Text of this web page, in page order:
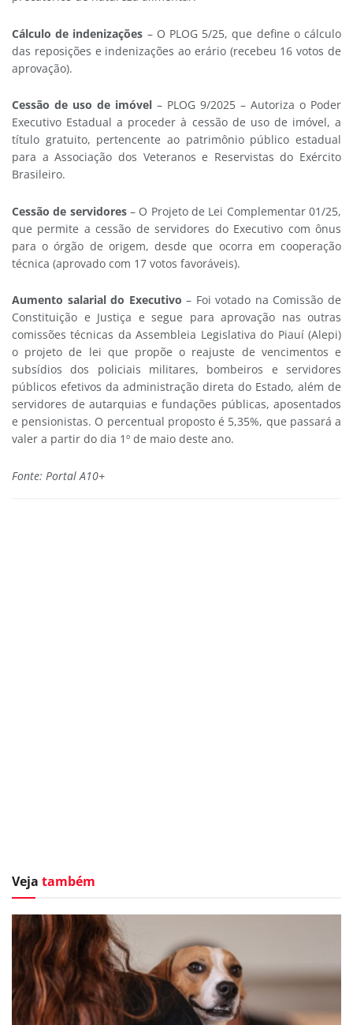
Cálculo de indenizações – O PLOG 5/25, que define o cálculo
das reposições e indenizações ao erário (recebeu 16 votos de
aprovação).
Cessão de uso de imóvel – PLOG 9/2025 – Autoriza o Poder
Executivo Estadual a proceder à cessão de uso de imóvel, a
título gratuito, pertencente ao patrimônio público estadual
para a Associação dos Veteranos e Reservistas do Exército
Brasileiro.
Cessão de servidores– O Projeto de Lei Complementar 01/25,
que permite a cessão de servidores do Executivo com ônus
para o órgão de origem, desde que ocorra em cooperação
técnica (aprovado com 17 votos favoráveis).
Aumento salarial do Executivo – Foi votado na Comissão de
Constituição e Justiça e segue para aprovação nas outras
comissões técnicas da Assembleia Legislativa do Piauí (Alepi)
o projeto de lei que propõe o reajuste de vencimentos e
subsídios dos policiais militares, bombeiros e servidores
públicos efetivos da administração direta do Estado, além de
servidores de autarquias e fundações públicas, aposentados
e pensionistas. O percentual proposto é 5,35%, que passará a
valer a partir do dia 1º de maio deste ano.
Fonte: Portal A10+
Veja também